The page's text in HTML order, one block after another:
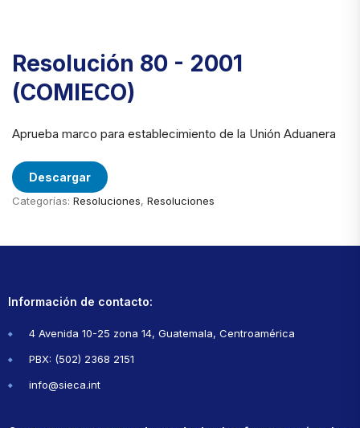
Resolución 80 - 2001
(COMIECO)
Aprueba marco para establecimiento de la Unión Aduanera
Descargar
Categorías: Resoluciones, Resoluciones
Información de contacto:
4 Avenida 10-25 zona 14, Guatemala, Centroamérica
PBX: (502) 2368 2151
info@sieca.int